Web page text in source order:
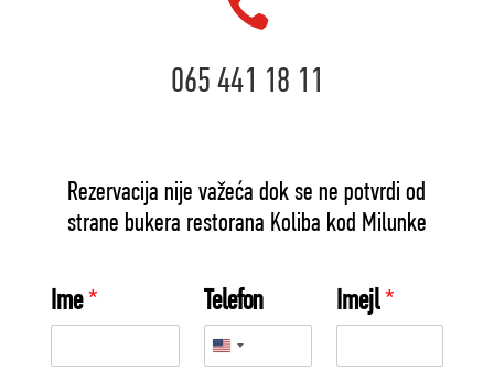
065 441 18 11
Rezervacija nije važeća dok se ne potvrdi od
strane bukera restorana Koliba kod Milunke
Ime* Telefon Imejl*